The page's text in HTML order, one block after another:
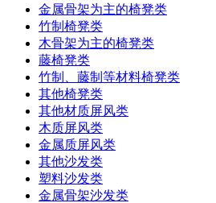
金属骨架为主的椅凳类
竹制椅凳类
木骨架为主的椅凳类
藤椅凳类
竹制、藤制等材料椅凳类
其他椅凳类
其他材质屏风类
木质屏风类
金属质屏风类
其他沙发类
塑料沙发类
金属骨架沙发类